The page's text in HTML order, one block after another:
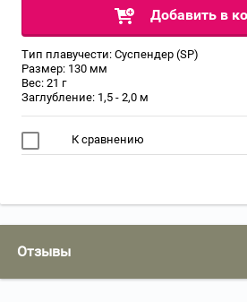
Добавить в
Тип плавучести: Суспендер (SP)
Размер: 130 мм
Вес: 21 г
Заглубление: 1,5 - 2,0 м
К сравнению
Отзывы